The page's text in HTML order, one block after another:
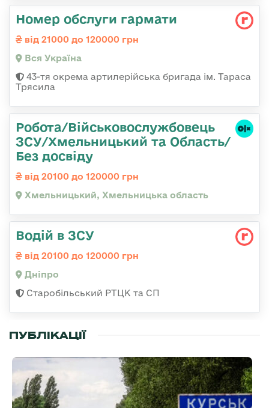
Номер обслуги гармати
від 21000 до 120000 грн
Вся Україна
43-тя окрема артилерійська бригада ім. Тараса
Трясила
Робота/Військовослужбовець
ЗСУ/Хмельницький та Область/
Без досвіду
від 20100 до 120000 грн
Хмельницький, Хмельницька область
Водій в ЗСУ
від 20100 до 120000 грн
Дніпро
Старобільський РТЦК та СП
ПУБЛІКАЦІЇ